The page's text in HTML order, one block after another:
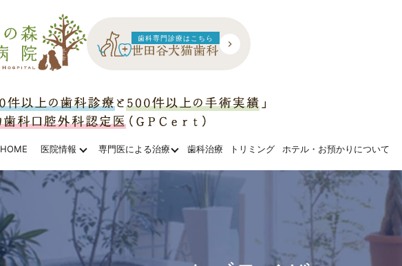
歯科専門診療はこちら
HOME 医院情報 専門医による治療 歯科治療 トリミング ホテル・お預かりについて